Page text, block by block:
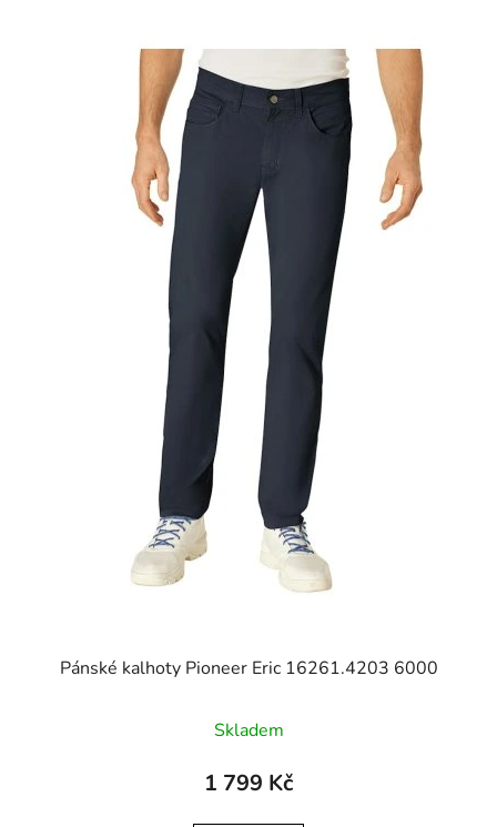
Pánské kalhoty Pioneer Eric 16261.4203 6000
Skladem
1 799 Kč